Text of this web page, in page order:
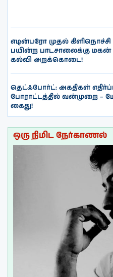
எடின்பரோ முதல்
பயின்ற பாடசாலைக்கு மகன்
கல்வி அறக்கொடை!
தெட்ஃபோர்ட்: அகதிகள்
போராட்டத்தில் வன்முறை –
கைது!
ஒரு நிமிட நேர்காணல்